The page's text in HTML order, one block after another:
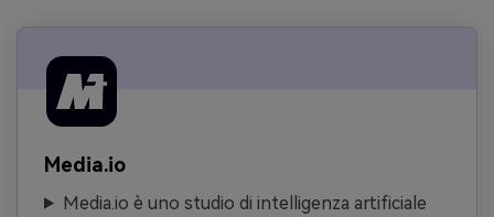
Media.io
Media.io è uno studio di intelligenza artificiale